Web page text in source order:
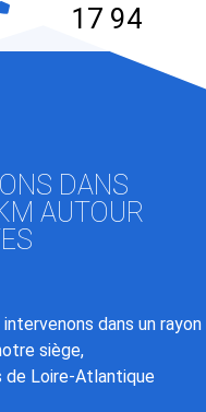
17 94
DANS
AUTOUR
dans un rayon
siège,
de Loire-Atlantique